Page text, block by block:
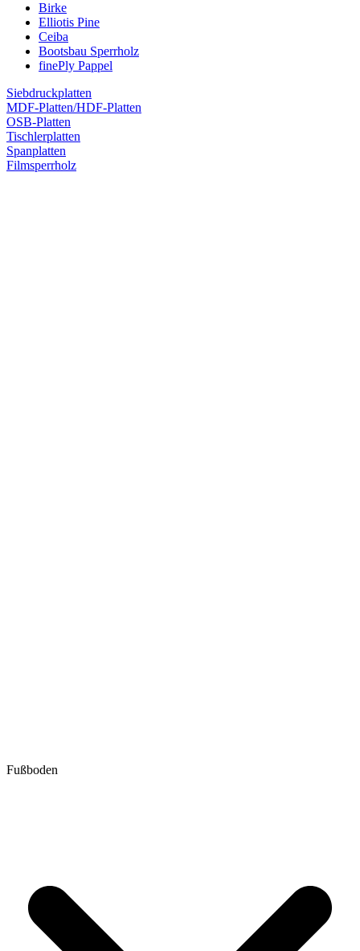
Birke
Elliotis Pine
Ceiba
Bootsbau Sperrholz
finePly Pappel
Siebdruckplatten
MDF-Platten/HDF-Platten
OSB-Platten
Tischlerplatten
Spanplatten
Filmsperrholz
Fußboden